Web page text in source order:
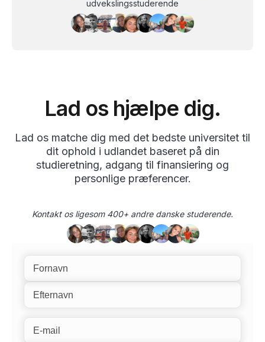
udvekslingsstuderende
Lad os hjælpe dig.
Lad os matche dig med det bedste universitet til
dit ophold i udlandet baseret på din
studieretning, adgang til finansiering og
personlige præferencer.
Kontakt os ligesom 400+ andre danske studerende.